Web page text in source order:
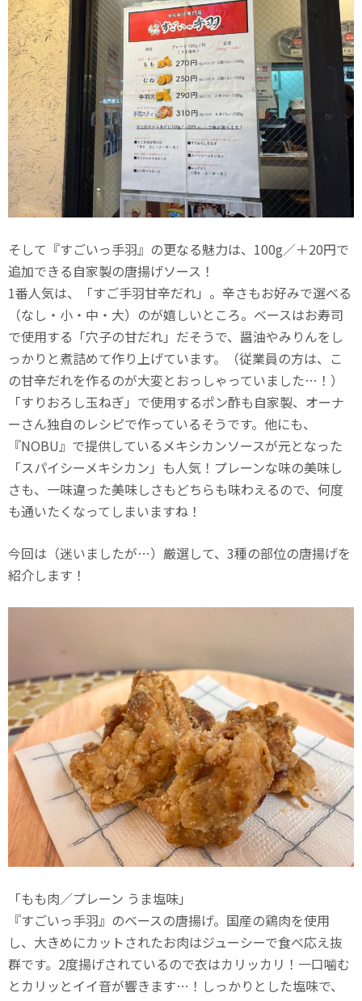
そして『すごいっ手羽』の更なる魅力は、100g／＋20円で
追加できる自家製の唐揚げソース！
1番人気は、「すご手羽甘辛だれ」。辛さもお好みで選べる
（なし・小・中・大）のが嬉しいところ。ベースはお寿司
で使用する「穴子の甘だれ」だそうで、醤油やみりんをし
っかりと煮詰めて作り上げています。（従業員の方は、こ
の甘辛だれを作るのが大変とおっしゃっていました…！）
「すりおろし玉ねぎ」で使用するポン酢も自家製、オーナ
ーさん独自のレシピで作っているそうです。他にも、
『NOBU』で提供しているメキシカンソースが元となった
「スパイシーメキシカン」も人気！プレーンな味の美味し
さも、一味違った美味しさもどちらも味わえるので、何度
も通いたくなってしまいますね！
今回は（迷いましたが…）厳選して、3種の部位の唐揚げを
紹介します！
「もも肉／プレーン うま塩味」
『すごいっ手羽』のベースの唐揚げ。国産の鶏肉を使用
し、大きめにカットされたお肉はジューシーで食べ応え抜
群です。2度揚げされているので衣はカリッカリ！一口噛む
とカリッとイイ音が響きます…！しっかりとした塩味で、